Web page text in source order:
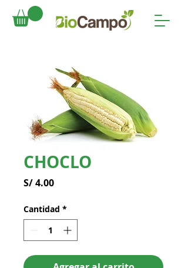
CHOCLO
S/ 4.00Precio
Cantidad *